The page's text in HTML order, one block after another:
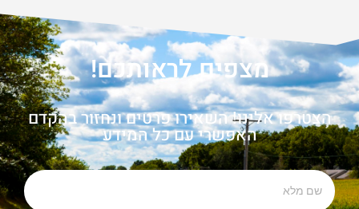
מצפים לראותכם!
הצטרפו אלינו! השאירו פרטים ונחזור בהקדם
האפשרי עם כל המידע